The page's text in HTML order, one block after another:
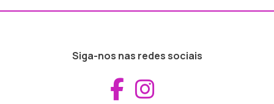
Siga-nos nas redes sociais
Aceder ao